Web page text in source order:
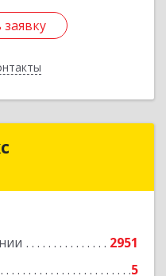
2951
5
Экономикс
Подробнее